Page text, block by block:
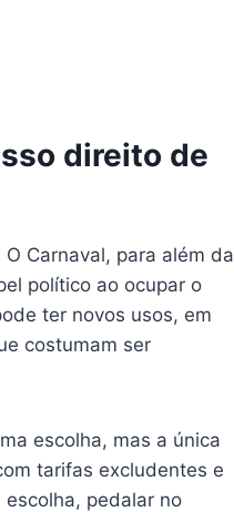
direito de
Carnaval, para além da
político ao ocupar o
ter novos usos, em
costumam ser
escolha, mas a única
tarifas excludentes e
pedalar no